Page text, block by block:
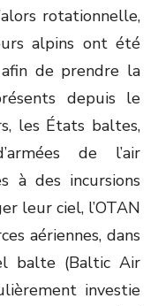
rotationnelle,
alpins ont été
de prendre la
depuis le
les États baltes,
de l’air
à des incursions
leur ciel, l’OTAN
aériennes, dans
balte (Baltic Air
investie